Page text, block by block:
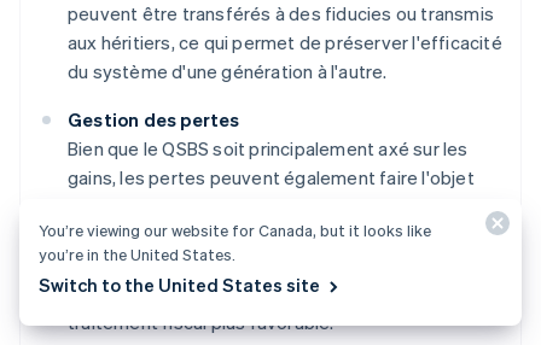
peuvent être transférés à des fiducies ou transmis
aux héritiers, ce qui permet de préserver l'efficacité
du système d'une génération à l'autre.
Gestion des pertes
Bien que le QSBS soit principalement axé sur les
gains, les pertes peuvent également faire l'objet
les pertes sur la vente de QSBS peuvent être
considérées comme des pertes ordinaires plutôt
que comme des pertes en capital, ce qui offre un
traitement fiscal plus favorable.
You’re viewing our website for Canada, but it looks like
you’re in the United States.
Switch to the United States site